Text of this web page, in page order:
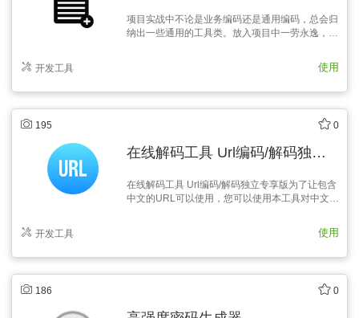
项目实战中不论是业务编码还是通用编码，总会归
纳出一些通用的工具类。放入项目中一劳永逸，让
余的时间，将这些散落在多个项目中精致优雅的工
具类，归纳起来形成工程，方便后续工作的使用和
开发工具 使用
195 0
在线解码工具 Url编码/解码独立专享版
在线解码工具 Url编码/解码独立专享版为了让包含
中文的URL可以使用，您可以使用本工具对中文进
开发工具
使用
186 0